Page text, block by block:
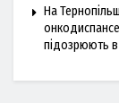
На
підозрюють в